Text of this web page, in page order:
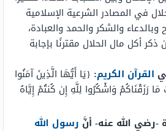
في المصادر الشرعية الإسلامية
وبالدعاء والشكر والحمد والعبادة،
أكل مال الحلال مقترنًا بإجابة
القرآن الكريم: {يَا أَيُّهَا الَّذِينَ آمَنُوا
رَزَقْنَاكُمْ وَاشْكُرُوا لِلَّهِ إِن كُنتُمْ إِيَّاهُ
-رضي الله عنه- أنَّ رسول الله